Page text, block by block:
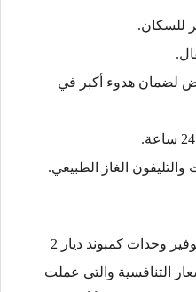
للسكان.
لضمان هدوء أكبر في
الغاز الطبيعي.
حرصت الشركة المطورة على توفير وحدات كمبوند ديار 2
التنافسية والتى عملت